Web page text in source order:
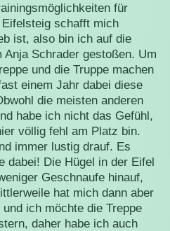
für
schafft mich
ist, also bin ich auf die
Anja Schrader gestoßen. Um
und die Truppe machen
einem Jahr dabei diese
die meisten anderen
habe ich nicht das Gefühl,
völlig fehl am Platz bin.
immer lustig drauf. Es
dabei! Die Hügel in der Eifel
Geschnaufe hinauf,
hat mich dann aber
ich möchte die Treppe
daher habe ich auch